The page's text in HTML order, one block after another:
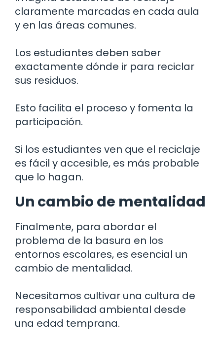
claramente marcadas en cada aula
y en las áreas comunes.
Los estudiantes deben saber
exactamente dónde ir para reciclar
sus residuos.
Esto facilita el proceso y fomenta la
participación.
Si los estudiantes ven que el reciclaje
es fácil y accesible, es más probable
que lo hagan.
Un cambio de mentalidad
Finalmente, para abordar el
problema de la basura en los
entornos escolares, es esencial un
cambio de mentalidad.
Necesitamos cultivar una cultura de
responsabilidad ambiental desde
una edad temprana.